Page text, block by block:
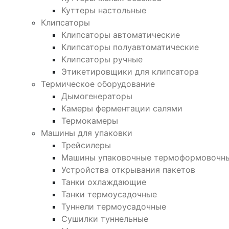
Куттеры настольные
Клипсаторы
Клипсаторы автоматические
Клипсаторы полуавтоматические
Клипсаторы ручные
Этикетировщики для клипсатора
Термическое оборудование
Дымогенераторы
Камеры ферментации салями
Термокамеры
Машины для упаковки
Трейсилеры
Машины упаковочные
Устройства открывания пакетов
Танки охлаждающие
Танки термоусадочные
Туннели термоусадочные
Сушилки туннельные